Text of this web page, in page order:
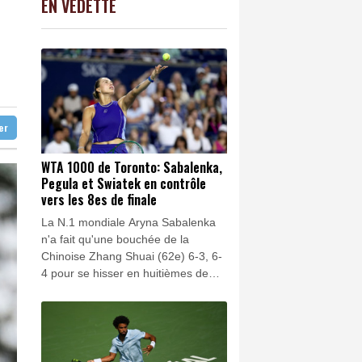
veuve d'un jihadiste
six dans un lycée
abeilles face aux canicules
-0.41%
0.46% 4322.09 €
EN VEDETTE
WTA 1000 de Toronto: Sabalenka,
Pegula et Swiatek en contrôle
vers les 8es de finale
La N.1 mondiale Aryna Sabalenka
n'a fait qu'une bouchée de la
Chinoise Zhang Shuai (62e) 6-3, 6-
4 pour se hisser en huitièmes de
stade que Jessica Pegula (3e) et
Iga Swiatek (8e) ont elles aussi
atteint sans trop transpirer.